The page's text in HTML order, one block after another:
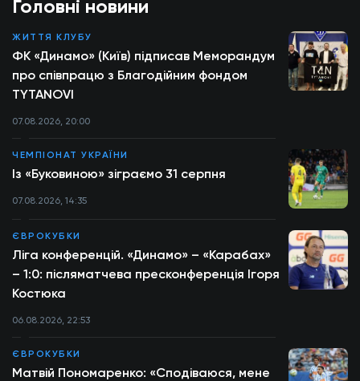
Головні новини
ЖИТТЯ КЛУБУ
ФК «Динамо» (Київ) підписав Меморандум
про співпрацю з Благодійним фондом
TYTANOVI
07.08.2026, 20:00
ЧЕМПІОНАТ УКРАЇНИ
Із «Буковиною» зіграємо 31 серпня
07.08.2026, 14:35
ЄВРОКУБКИ
Ліга конференцій. «Динамо» – «Карабах»
– 1:0: післяматчева пресконференція Ігоря
Костюка
06.08.2026, 22:53
ЄВРОКУБКИ
Матвій Пономаренко: «Сподіваюся, мене